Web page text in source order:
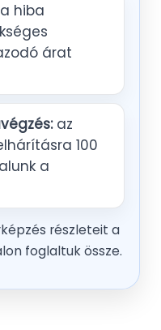
hiba
árat
az
100
a
részleteit a
foglaltuk össze.